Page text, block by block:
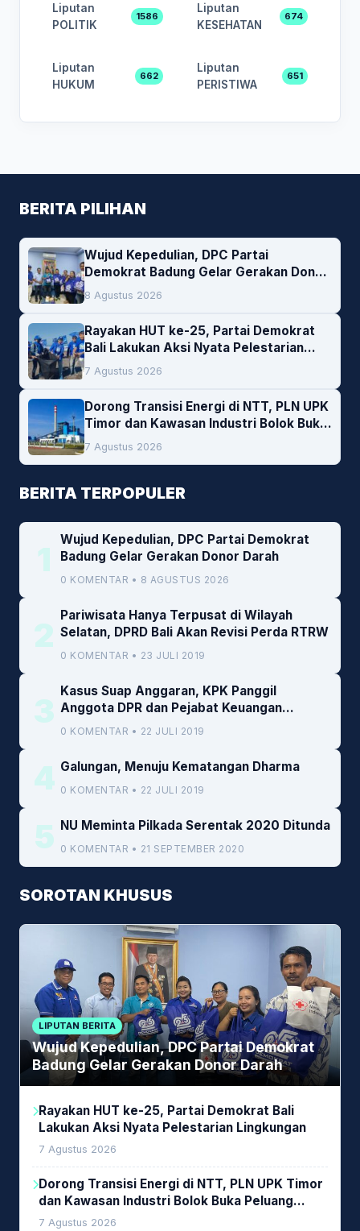
Liputan
POLITIK
1586
Liputan
KESEHATAN
674
Liputan
HUKUM
662
Liputan
PERISTIWA
651
BERITA PILIHAN
Wujud Kepedulian, DPC Partai
Demokrat Badung Gelar Gerakan Donor
Darah
8 Agustus 2026
Rayakan HUT ke-25, Partai Demokrat
Bali Lakukan Aksi Nyata Pelestarian
Lingkungan
7 Agustus 2026
Dorong Transisi Energi di NTT, PLN UPK
Timor dan Kawasan Industri Bolok Buka
Peluang Investasi Woodchip untuk
Cofiring PLTU Bolok
7 Agustus 2026
BERITA TERPOPULER
1
Wujud Kepedulian, DPC Partai Demokrat
Badung Gelar Gerakan Donor Darah
0 KOMENTAR • 8 AGUSTUS 2026
2
Pariwisata Hanya Terpusat di Wilayah
Selatan, DPRD Bali Akan Revisi Perda RTRW
0 KOMENTAR • 23 JULI 2019
3
Kasus Suap Anggaran, KPK Panggil
Anggota DPR dan Pejabat Keuangan
Kemenkeu
0 KOMENTAR • 22 JULI 2019
4 Galungan, Menuju Kematangan Dharma
0 KOMENTAR • 22 JULI 2019
5 NU Meminta Pilkada Serentak 2020 Ditunda
0 KOMENTAR • 21 SEPTEMBER 2020
SOROTAN KHUSUS
LIPUTAN BERITA
Wujud Kepedulian, DPC Partai Demokrat
Badung Gelar Gerakan Donor Darah
Rayakan HUT ke-25, Partai Demokrat Bali
Lakukan Aksi Nyata Pelestarian Lingkungan
7 Agustus 2026
Dorong Transisi Energi di NTT, PLN UPK Timor
dan Kawasan Industri Bolok Buka Peluang
Investasi Woodchip untuk Cofiring PLTU Bolok
7 Agustus 2026